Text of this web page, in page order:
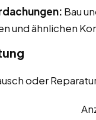
Bau
und ähnlichen
oder